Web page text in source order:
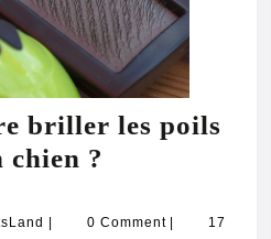
briller les poils
chien ?
briller
PetsLand
| 0 Comment |
17